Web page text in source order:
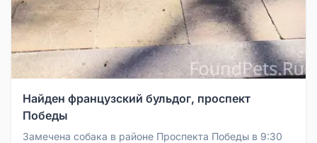
Найден французский бульдог, проспект
Победы
Замечена собака в районе Проспекта Победы в 9:30